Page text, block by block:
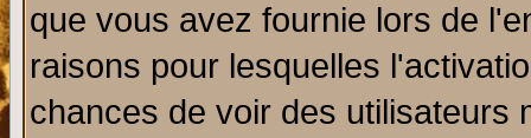
que vous avez fournie lors de
raisons pour lesquelles
chances de voir des utilisateurs